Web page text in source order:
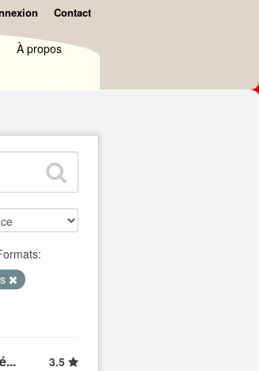
Contact
À propos
3.5